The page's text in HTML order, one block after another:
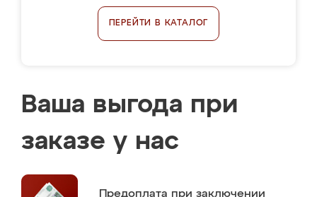
ПЕРЕЙТИ В КАТАЛОГ
Ваша выгода при
заказе у нас
Предоплата при заключении